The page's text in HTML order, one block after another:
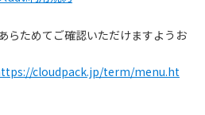
らためてご確認いただけますようお
cloudpack.jp/term/menu.ht
お